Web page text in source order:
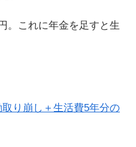
。これに年金を足すと生
取り崩し＋生活費5年分の